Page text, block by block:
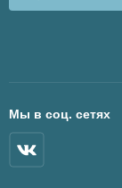
Мы в соц. сетях